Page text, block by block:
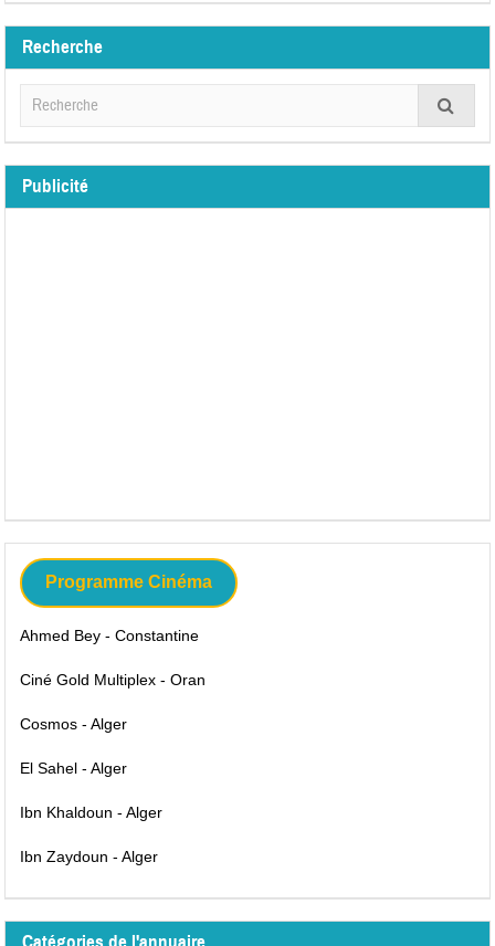
Recherche
Publicité
Programme Cinéma
Ahmed Bey - Constantine
Ciné Gold Multiplex - Oran
Cosmos - Alger
El Sahel - Alger
Ibn Khaldoun - Alger
Ibn Zaydoun - Alger